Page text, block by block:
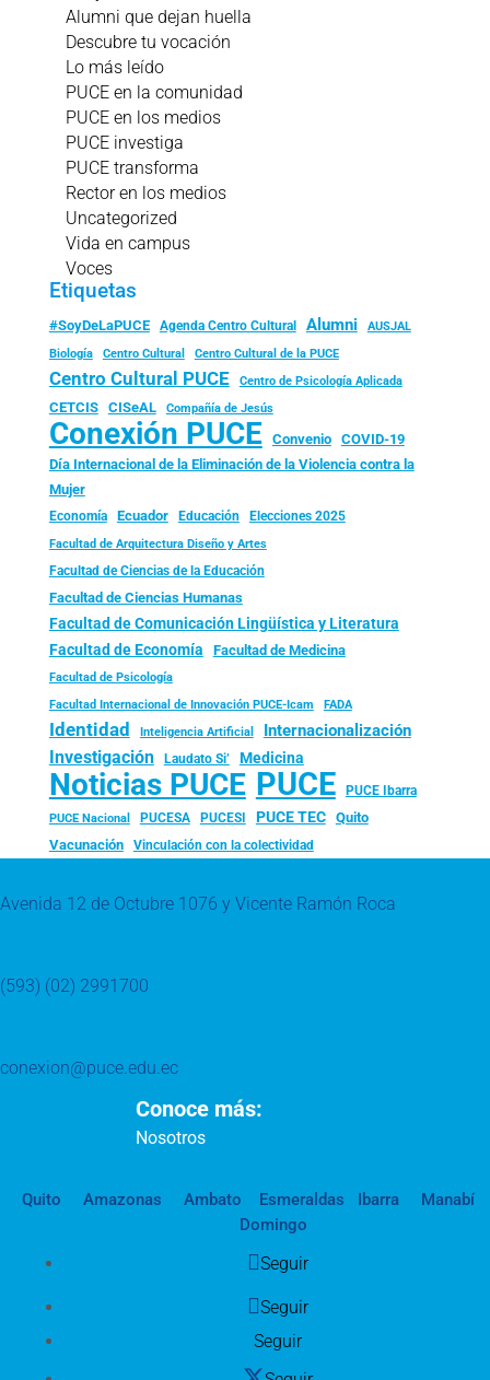
Alumni que dejan huella
Descubre tu vocación
Lo más leído
PUCE en la comunidad
PUCE en los medios
PUCE investiga
PUCE transforma
Rector en los medios
Uncategorized
Vida en campus
Voces
Etiquetas
#SoyDeLaPUCE Agenda Centro Cultural Alumni
AUSJAL
Biología
Centro Cultural Centro Cultural de la PUCE
Centro Cultural PUCE Centro de Psicología Aplicada
CETCIS CISeAL Compañía de Jesús
Conexión PUCE Convenio
COVID-19
Día Internacional de la Eliminación de la Violencia contra la
Mujer
Economía Ecuador Educación Elecciones 2025
Facultad de Arquitectura Diseño y Artes
Facultad de Ciencias de la Educación
Facultad de Ciencias Humanas
Facultad de Comunicación Lingüística y Literatura
Facultad de Economía Facultad de Medicina
Facultad de Psicología
Facultad Internacional de Innovación PUCE-Icam FADA
Identidad Inteligencia Artificial Internacionalización
Investigación Laudato Si’ Medicina
Noticias PUCE PUCE PUCE Ibarra
PUCE Nacional PUCESA PUCESI PUCE TEC
Quito
Vacunación
Vinculación con la colectividad
Avenida 12 de Octubre 1076 y Vicente Ramón Roca
(593) (02) 2991700
conexion@puce.edu.ec
Conoce más:
Nosotros
Quito Amazonas Ambato Esmeraldas Ibarra
Manabí
Domingo
Seguir
Seguir
Seguir